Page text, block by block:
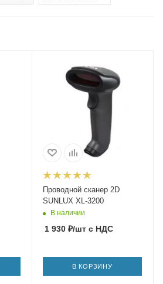
Проводной сканер 2D
SUNLUX XL-3200
В наличии
1 930₽/штс НДС
В КОРЗИНУ